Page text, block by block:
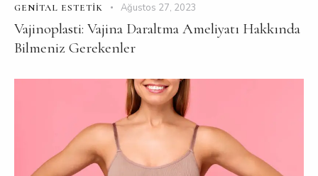
GENITAL ESTETIK Ağustos 27, 2023
Vajinoplasti: Vajina Daraltma Ameliyatı Hakkında
Bilmeniz Gerekenler